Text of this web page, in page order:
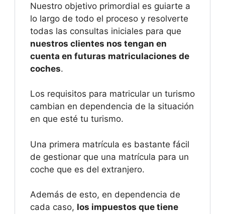
Nuestro objetivo primordial es guiarte a
lo largo de todo el proceso y resolverte
todas las consultas iniciales para que
nuestros clientes nos tengan en
cuenta en futuras matriculaciones de
coches.
Los requisitos para matricular un turismo
cambian en dependencia de la situación
en que esté tu turismo.
Una primera matrícula es bastante fácil
de gestionar que una matrícula para un
coche que es del extranjero.
Además de esto, en dependencia de
cada caso, los impuestos que tiene